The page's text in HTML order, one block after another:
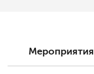
Мероприятия